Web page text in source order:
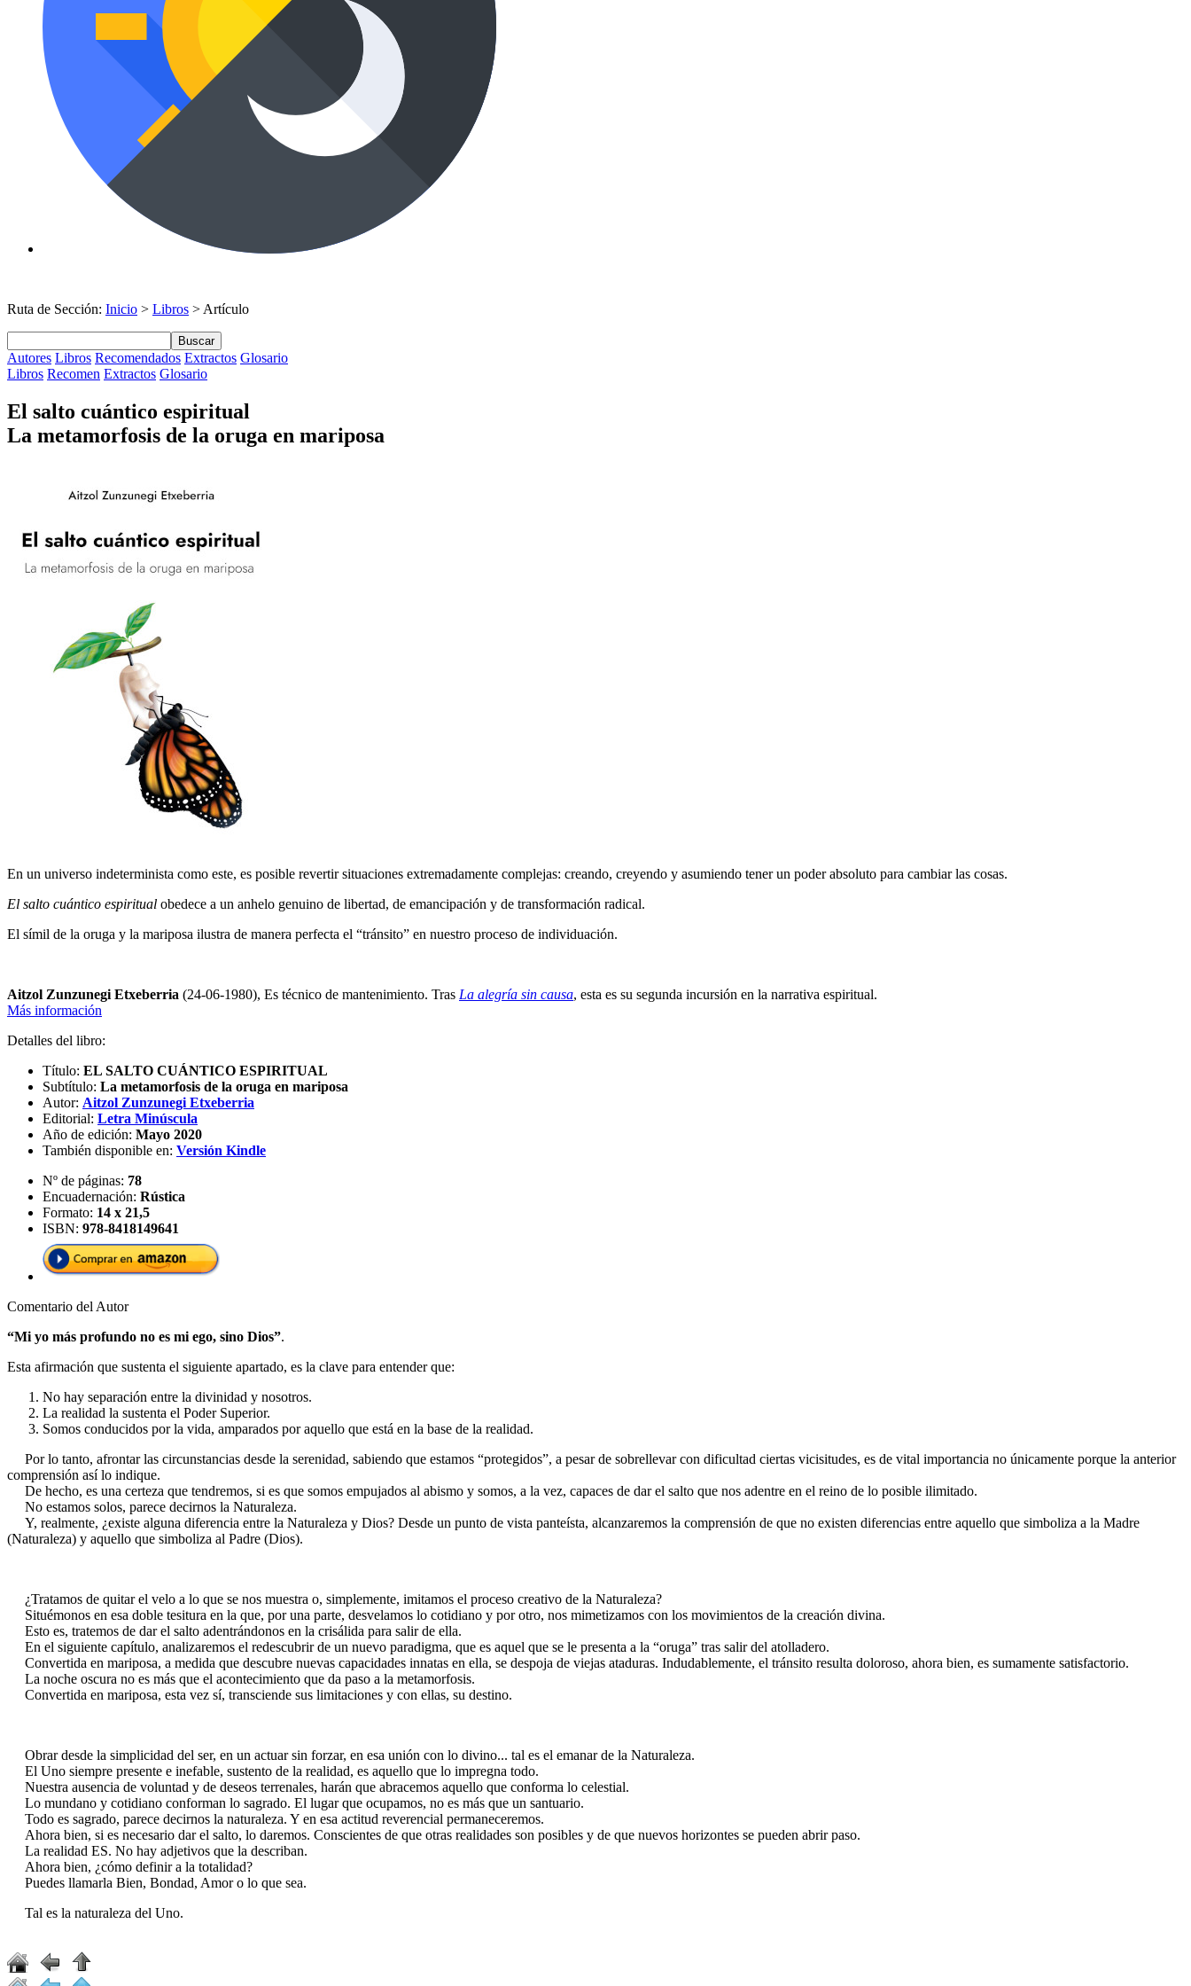
Ruta de Sección: Inicio > Libros > Artículo
Buscar
Autores Libros Recomendados Extractos Glosario
Libros Recomen Extractos Glosario
El salto cuántico espiritual
La metamorfosis de la oruga en mariposa
En un universo indeterminista como este, es posible revertir situaciones extremadamente complejas: creando, creyendo y asumiendo tener un poder absoluto para cambiar las cosas.
El salto cuántico espiritual obedece a un anhelo genuino de libertad, de emancipación y de transformación radical.
El símil de la oruga y la mariposa ilustra de manera perfecta el “tránsito” en nuestro proceso de individuación.
Aitzol Zunzunegi Etxeberria (24-06-1980), Es técnico de mantenimiento. Tras La alegría sin causa, esta es su segunda incursión en la narrativa espiritual.
Más información
Detalles del libro:
Título: EL SALTO CUÁNTICO ESPIRITUAL
Subtítulo: La metamorfosis de la oruga en mariposa
Autor: Aitzol Zunzunegi Etxeberria
Editorial: Letra Minúscula
Año de edición: Mayo 2020
También disponible en: Versión Kindle
Nº de páginas: 78
Encuadernación: Rústica
Formato: 14 x 21,5
ISBN: 978-8418149641
Comentario del Autor
“Mi yo más profundo no es mi ego, sino Dios”.
Esta afirmación que sustenta el siguiente apartado, es la clave para entender que:
No hay separación entre la divinidad y nosotros.
La realidad la sustenta el Poder Superior.
Somos conducidos por la vida, amparados por aquello que está en la base de la realidad.
Por lo tanto, afrontar las circunstancias desde la serenidad, sabiendo que estamos “protegidos”, a pesar de sobrellevar con dificultad ciertas vicisitudes, es de vital importancia no únicamente porque la anterior
comprensión así lo indique.
De hecho, es una certeza que tendremos, si es que somos empujados al abismo y somos, a la vez, capaces de dar el salto que nos adentre en el reino de lo posible ilimitado.
No estamos solos, parece decirnos la Naturaleza.
Y, realmente, ¿existe alguna diferencia entre la Naturaleza y Dios? Desde un punto de vista panteísta, alcanzaremos la comprensión de que no existen diferencias entre aquello que simboliza a la Madre
(Naturaleza) y aquello que simboliza al Padre (Dios).
¿Tratamos de quitar el velo a lo que se nos muestra o, simplemente, imitamos el proceso creativo de la Naturaleza?
Situémonos en esa doble tesitura en la que, por una parte, desvelamos lo cotidiano y por otro, nos mimetizamos con los movimientos de la creación divina.
Esto es, tratemos de dar el salto adentrándonos en la crisálida para salir de ella.
En el siguiente capítulo, analizaremos el redescubrir de un nuevo paradigma, que es aquel que se le presenta a la “oruga” tras salir del atolladero.
Convertida en mariposa, a medida que descubre nuevas capacidades innatas en ella, se despoja de viejas ataduras. Indudablemente, el tránsito resulta doloroso, ahora bien, es sumamente satisfactorio.
La noche oscura no es más que el acontecimiento que da paso a la metamorfosis.
Convertida en mariposa, esta vez sí, transciende sus limitaciones y con ellas, su destino.
Obrar desde la simplicidad del ser, en un actuar sin forzar, en esa unión con lo divino... tal es el emanar de la Naturaleza.
El Uno siempre presente e inefable, sustento de la realidad, es aquello que lo impregna todo.
Nuestra ausencia de voluntad y de deseos terrenales, harán que abracemos aquello que conforma lo celestial.
Lo mundano y cotidiano conforman lo sagrado. El lugar que ocupamos, no es más que un santuario.
Todo es sagrado, parece decirnos la naturaleza. Y en esa actitud reverencial permaneceremos.
Ahora bien, si es necesario dar el salto, lo daremos. Conscientes de que otras realidades son posibles y de que nuevos horizontes se pueden abrir paso.
La realidad ES. No hay adjetivos que la describan.
Ahora bien, ¿cómo definir a la totalidad?
Puedes llamarla Bien, Bondad, Amor o lo que sea.
Tal es la naturaleza del Uno.